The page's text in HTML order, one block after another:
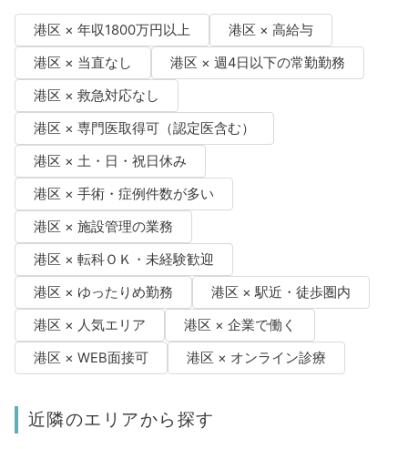
港区 × 年収1800万円以上
港区 × 高給与
港区 × 当直なし
港区 × 週4日以下の常勤勤務
港区 × 救急対応なし
港区 × 専門医取得可（認定医含む）
港区 × 土・日・祝日休み
港区 × 手術・症例件数が多い
港区 × 施設管理の業務
港区 × 転科ＯＫ・未経験歓迎
港区 × ゆったりめ勤務
港区 × 駅近・徒歩圏内
港区 × 人気エリア
港区 × 企業で働く
港区 × WEB面接可
港区 × オンライン診療
近隣のエリアから探す